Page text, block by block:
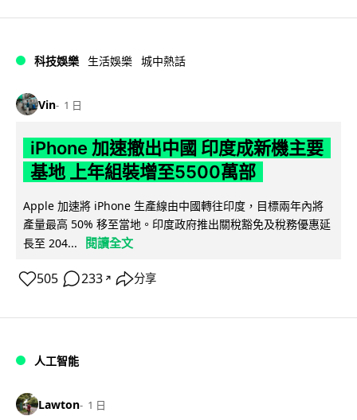
科技娛樂 生活娛樂 城中熱話
Vin 1 日
iPhone 加速撤出中國 印度成新機主要
基地 上年組裝增至5500萬部
Apple 加速將 iPhone 生產線由中國轉往印度，目標兩年內將
產量最高 50% 移至當地。印度政府推出關稅豁免及稅務優惠延
長至 204...
閱讀全文
505 233 ↗ 分享
人工智能
Lawton 1 日